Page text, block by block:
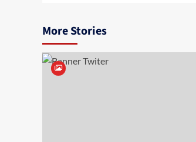
More Stories